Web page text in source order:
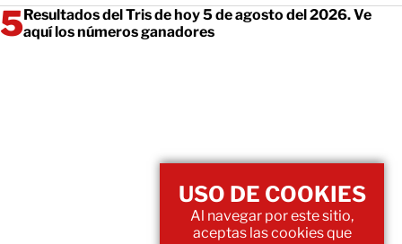
Resultados del Tris de hoy 5 de agosto del 2026. Ve
aquí los números ganadores
USO DE COOKIES
Al navegar por este sitio,
aceptas las cookies que